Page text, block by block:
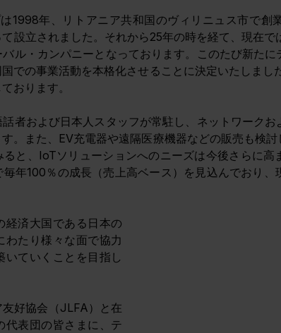
1998年、リトアニア共和国のヴィリニュス市で創
設立されました。それから25年の時を経て、現在
ル・カンパニーとなっております。このたび新た
での事業活動を本格化させることに決定いたしまし
おります。
者および日本人スタッフが常駐し、ネットワーク
。また、EV充電器や遠隔医療機器などの販売も検
と、IoTソリューションへのニーズは今後さらに高
年100％の成長（売上高ベース）を見込んでおり
経済大国である日本の
わたり様々な面で協力
いていくことを目指し
好協会（JLFA）と在
代表団の皆さまに、テ